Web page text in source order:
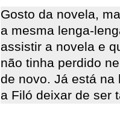
Gosto da novela,
a mesma lenga-
assistir a novela e
não tinha perdido
de novo. Já está na
a Filó deixar de ser